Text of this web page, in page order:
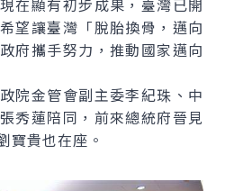
在顯有初步成果，臺灣已開
望讓臺灣「脫胎換骨，邁向
府攜手努力，推動國家邁向
金管會副主委李紀珠、中
秀蓮陪同，前來總統府晉見
寶貴也在座。